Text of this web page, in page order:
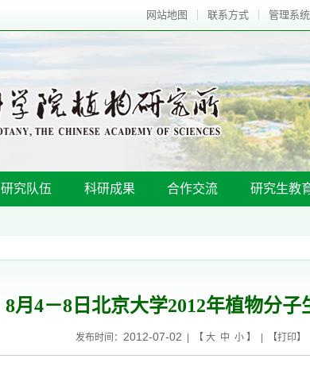
网站地图 联系方式 管理系统
研究队伍 科研成果 合作交流 研究生教
8月4－8日北京大学2012年植物分子
发布时间： 2012-07-02 | 【 大 中 小】 | 【打印】